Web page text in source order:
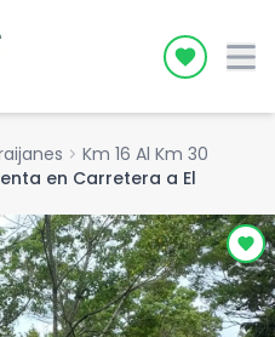
Icon
chevron_right Km 16 Al Km 30
en Carretera a El